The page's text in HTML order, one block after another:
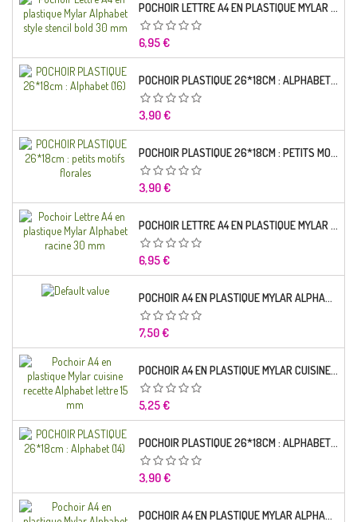
POCHOIR LETTRE A4 EN PLASTIQUE MYLAR ALPHABET STYLE STENCIL BOLD 30 MM
Prix
6,95 €
POCHOIR PLASTIQUE 26*18CM : ALPHABET (16)
Prix
3,90 €
POCHOIR PLASTIQUE 26*18CM : PETITS MOTIFS FLORALES
Prix
3,90 €
POCHOIR LETTRE A4 EN PLASTIQUE MYLAR ALPHABET RACINE 30 MM
Prix
6,95 €
POCHOIR A4 EN PLASTIQUE MYLAR ALPHABET LETTRE TYPO SEGOE 25 MM
Prix
7,50 €
POCHOIR A4 EN PLASTIQUE MYLAR CUISINE RECETTE ALPHABET LETTRE 15 MM
Prix
5,25 €
POCHOIR PLASTIQUE 26*18CM : ALPHABET (14)
Prix
3,90 €
POCHOIR A4 EN PLASTIQUE MYLAR ALPHABET LETTRE TYPO CHARLEMAGNE